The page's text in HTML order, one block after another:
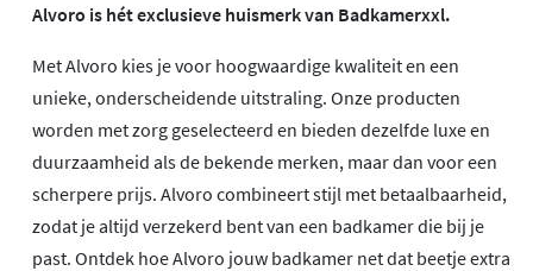
Alvoro is hét exclusieve huismerk van Badkamerxxl.
Met Alvoro kies je voor hoogwaardige kwaliteit en een
unieke, onderscheidende uitstraling. Onze producten
worden met zorg geselecteerd en bieden dezelfde luxe en
duurzaamheid als de bekende merken, maar dan voor een
scherpere prijs. Alvoro combineert stijl met betaalbaarheid,
zodat je altijd verzekerd bent van een badkamer die bij je
past. Ontdek hoe Alvoro jouw badkamer net dat beetje extra